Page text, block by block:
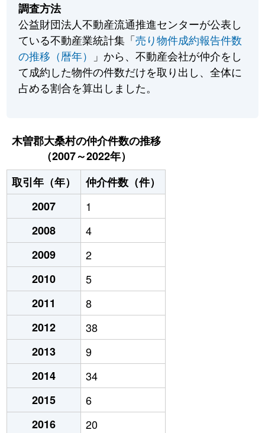
調査方法
公益財団法人不動産流通推進センターが公表し
ている不動産業統計集「売り物件成約報告件数
の推移（暦年）
」から、不動産会社が仲介をし
て成約した物件の件数だけを取り出し、全体に
占める割合を算出しました。
木曽郡大桑村の仲介件数の推移
（2007～2022年）
取引年（年）
仲介件数（件）
2007
1
2008
4
2009
2
2010
5
2011
8
2012
38
2013
9
2014
34
2015
6
2016
20